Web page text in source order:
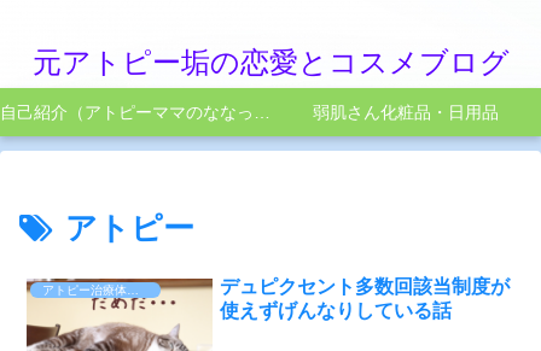
元アトピー垢の恋愛とコスメブログ
弱肌さん化粧品・日用品
アトピー
アトピー治療体験談
デュピクセント多数回該当制度が
使えずげんなりしている話